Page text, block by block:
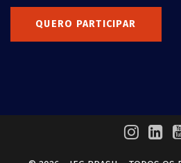
QUERO PARTICIPAR